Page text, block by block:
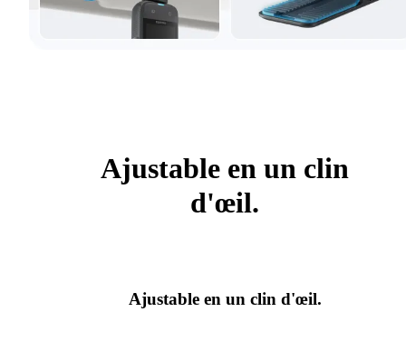
Ajustable en un clin
d'œil.
Ajustable en un clin d'œil.